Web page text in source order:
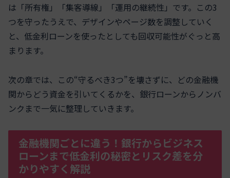
は「所有権」「集客導線」「運用の継続性」です。この3
つを守ったうえで、デザインやページ数を調整していく
と、低金利ローンを使ったとしても回収可能性がぐっと高
まります。
次の章では、この“守るべき3つ”を壊さずに、どの金融機
関からどう資金を引いてくるかを、銀行ローンからノンバ
ンクまで一気に整理していきます。
金融機関ごとに違う！銀行からビジネス
ローンまで低金利の秘密とリスク差を分
かりやすく解説